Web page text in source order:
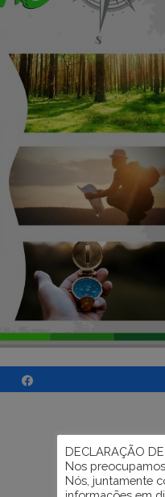
DECLARAÇÃO
Nos
Nós, juntamente